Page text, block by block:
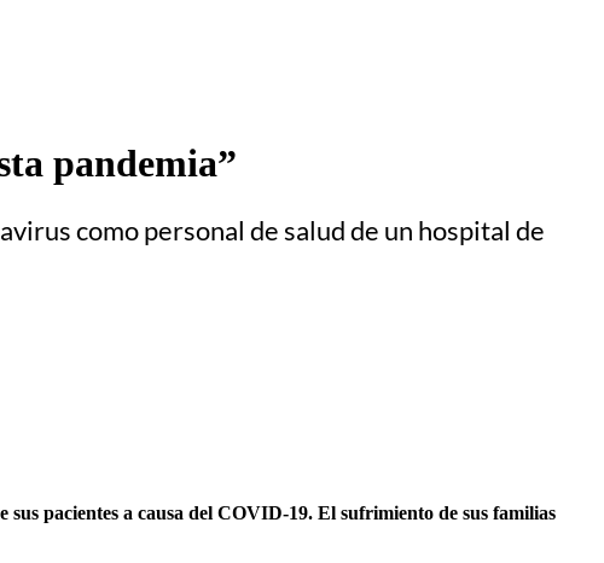
pandemia”
como personal de salud de un hospital de
pacientes a causa del COVID-19. El sufrimiento de sus familias